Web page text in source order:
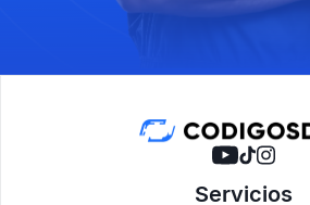
Servicios